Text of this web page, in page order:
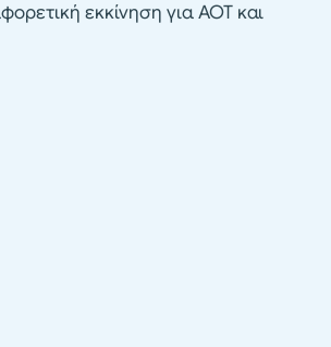
εκκίνηση για ΑΟΤ και